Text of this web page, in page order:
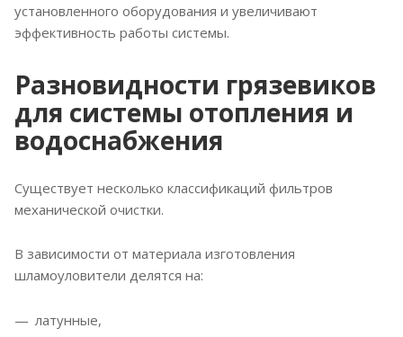
установленного оборудования и увеличивают
эффективность работы системы.
Разновидности грязевиков
для системы отопления и
водоснабжения
Существует несколько классификаций фильтров
механической очистки.
В зависимости от материала изготовления
шламоуловители делятся на:
латунные,